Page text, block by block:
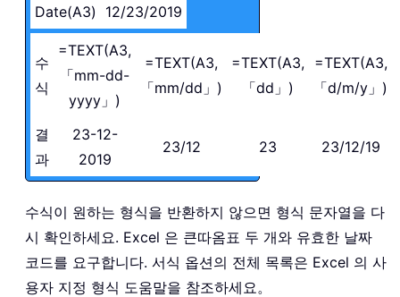
Date(A3) 12/23/2019
수
식
=TEXT(A3,
「mm-dd-
yyyy」)
=TEXT(A3,
「mm/dd」)
=TEXT(A3,
「dd」)
=TEXT(A3,
「d/m/y」)
결
과
23-12-
2019
23/12 23 23/12/19
수식이 원하는 형식을 반환하지 않으면 형식 문자열을 다
시 확인하세요. Excel 은 큰따옴표 두 개와 유효한 날짜
코드를 요구합니다. 서식 옵션의 전체 목록은 Excel 의 사
용자 지정 형식 도움말을 참조하세요。